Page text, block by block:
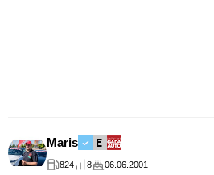
Maris
824 8 06.06.2001